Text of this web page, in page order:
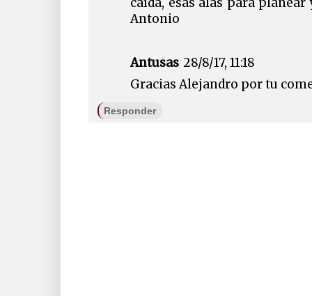
Antonio
Antusas 28/8/17, 11:18
Gracias Alejandro por tu
Responder